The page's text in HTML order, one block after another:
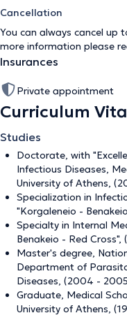
Cancellation
You can always cancel up
more information please
Insurances
Private appointment
Curriculum
Studies
Doctorate, with
Infectious Diseases,
University of Athens,
Specialization in
"Korgaleneio -
Specialty in Internal
Benakeio - Red Cross",
Master's degree,
Department of
Diseases, (2004 -
Graduate, Medical
University of Athens,